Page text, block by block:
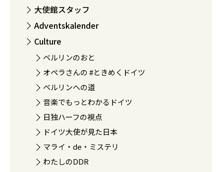
大使館スタッフ
Adventskalender
Culture
ベルリンのおと
オペラさんの #ときめくドイツ
ベルリンへの道
音楽でもっとわかるドイツ
日独ハーフの視点
ドイツ大使が見た日本
マライ・de・ミステリ
わたしのDDR